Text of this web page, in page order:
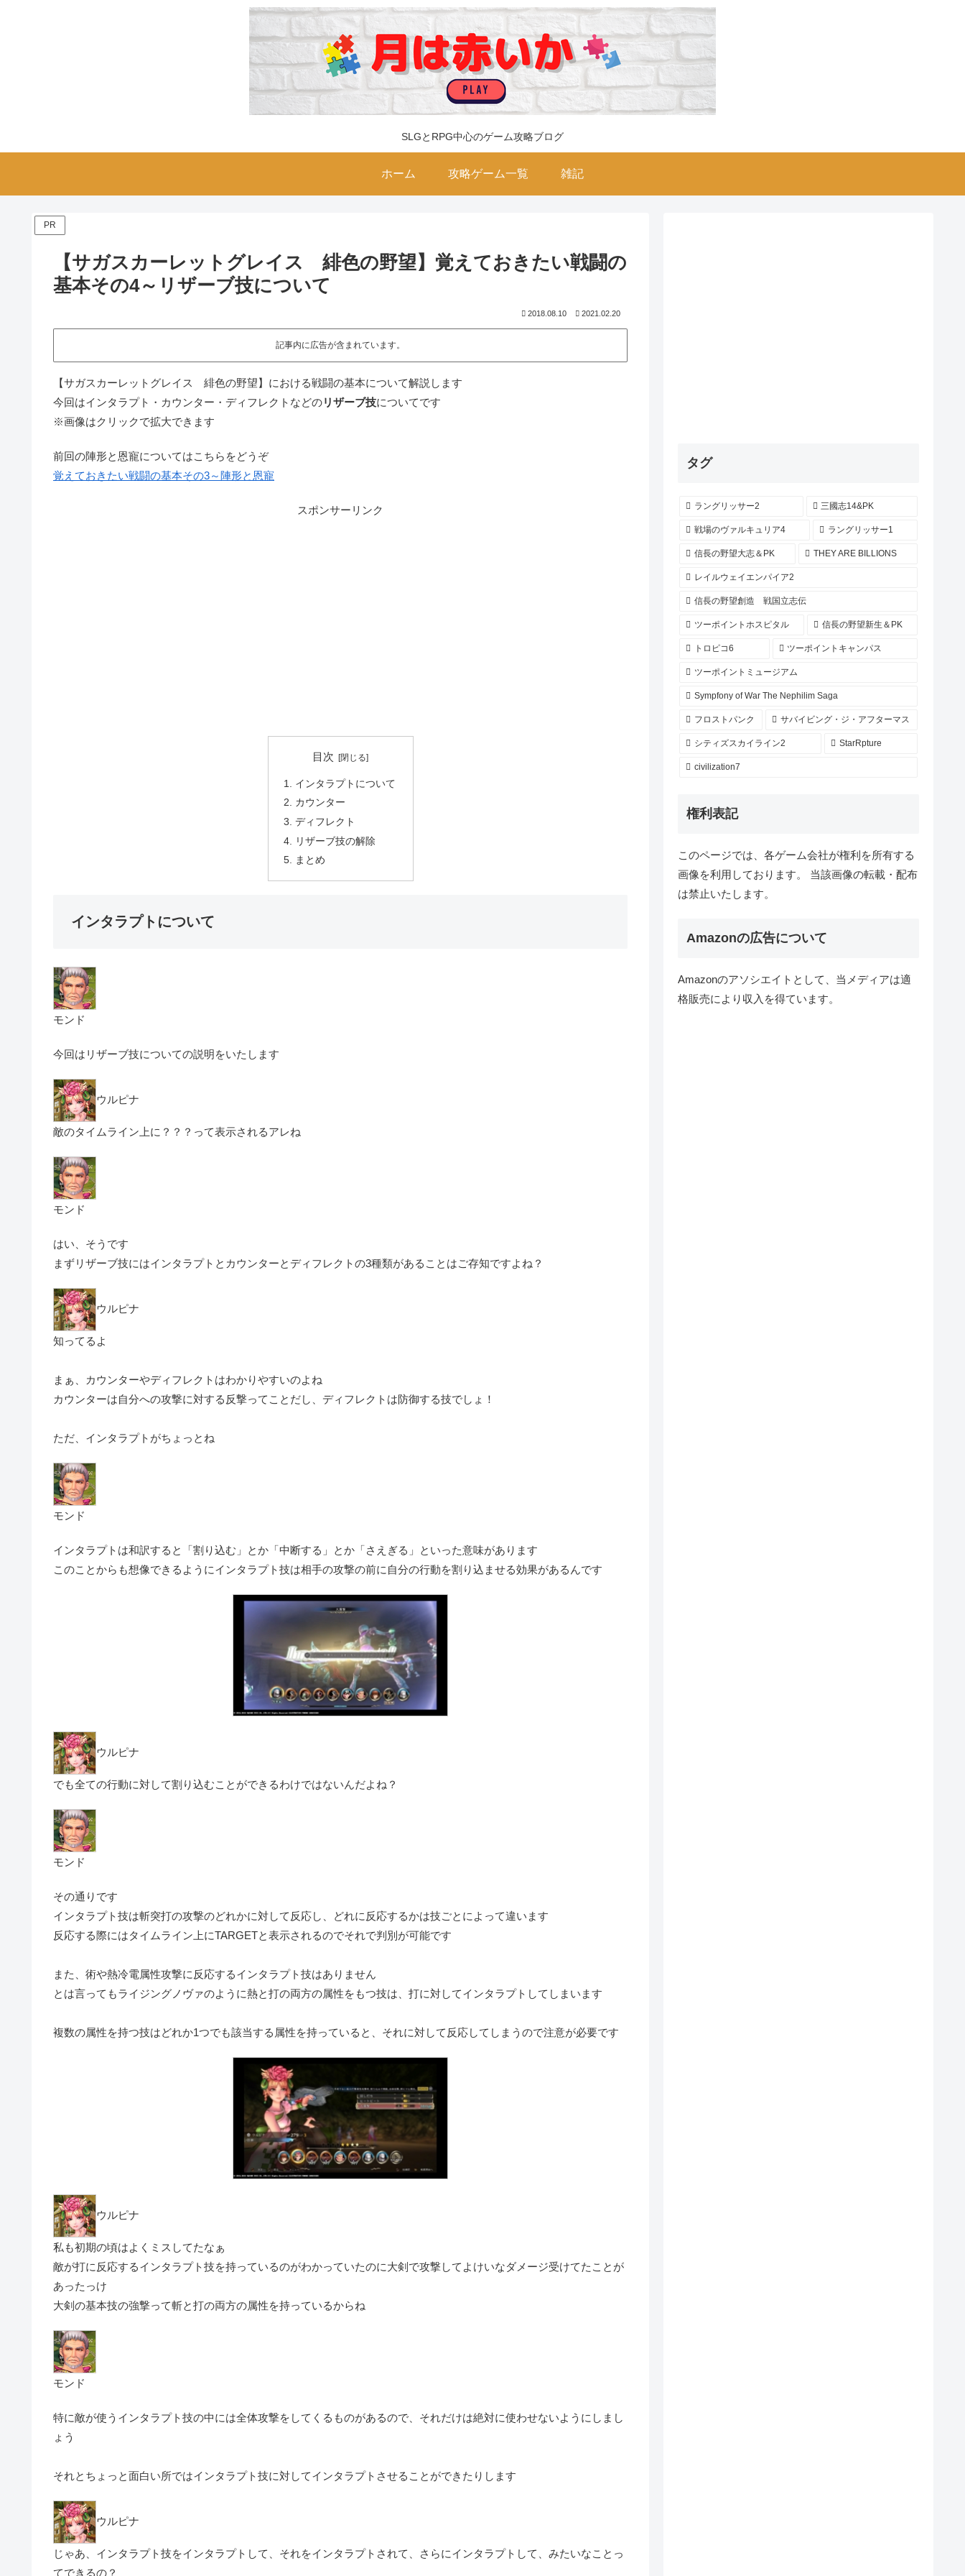
SLGとRPG中心のゲーム攻略ブログ
ホーム 攻略ゲーム一覧 雑記
PR
【サガスカーレットグレイス 緋色の野望】覚えておきたい戦闘の
基本その4～リザーブ技について
2018.08.10 2021.02.20
記事内に広告が含まれています。
【サガスカーレットグレイス 緋色の野望】における戦闘の基本について解説します
今回はインタラプト・カウンター・ディフレクトなどのリザーブ技についてです
※画像はクリックで拡大できます
前回の陣形と恩寵についてはこちらをどうぞ
覚えておきたい戦闘の基本その3～陣形と恩寵
スポンサーリンク
目次
インタラプトについて
カウンター
ディフレクト
リザーブ技の解除
まとめ
インタラプトについて
モンド
今回は リザーブ技についての説明をいたします
ウルピナ
敵のタイムライン上に ？？？ って表示されるアレね
モンド
はい、そうです
まずリザーブ技にはインタラプト と カウンターと ディフレクトの3種類があることはご存知ですよね？
ウルピナ
知ってるよ
まぁ、カウンターやディフレクトはわかりやすいのよね
カウンターは自分への攻撃に対する反撃ってことだし、ディフレクトは防御する技でしょ！
ただ、インタラプトがちょっとね
モンド
インタラプトは和訳すると「割り込む」とか「中断する」とか「さえぎる」といった意味があります
このことからも想像できるようにインタラプト技は相手の攻撃の前に自分の行動を割り込ませる効果がある んです
ウルピナ
でも全ての行動に対して割り込むことができるわけではないんだよね？
モンド
その通りです
インタラプト技は斬突打の攻撃のどれかに対して反応し、どれに反応するかは技ごとによって違います
反応する際にはタイムライン上にTARGETと表示されるのでそれで判別が可能です
また、術や熱冷電属性攻撃に反応するインタラプト技はありません
とは言ってもライジングノヴァのように熱と打の両方の属性をもつ技は、打に対してインタラプトしてしまいます
複数の属性を持つ技はどれか1つでも該当する属性を持っていると、それに対して反応してしまう ので注意が必要です
ウルピナ
私も初期の頃はよくミスしてたなぁ
敵が打に反応するインタラプト技を持っているのがわかっていたのに大剣で攻撃してよけいなダメージ受けてたことが
あったっけ
大剣の基本技の強撃って斬と打の両方の属性を持っているからね
モンド
特に敵が使うインタラプト技の中には全体攻撃をしてくるものがあるので、それだけは絶対に使わせないようにしまし
ょう
それとちょっと面白い所ではインタラプト技に対してインタラプトさせることができたりします
ウルピナ
じゃあ、インタラプト技をインタラプトして、それをインタラプトされて、さらにインタラプトして、みたいなことっ
てできるの？
タグ
ラングリッサー2 三國志14&PK
戦場のヴァルキュリア4 ラングリッサー1
信長の野望大志＆PK THEY ARE BILLIONS
レイルウェイエンパイア2
信長の野望創造 戦国立志伝
ツーポイントホスピタル 信長の野望新生＆PK
トロピコ6 ツーポイントキャンパス
ツーポイントミュージアム
Sympfony of War The Nephilim Saga
フロストパンク サバイビング・ジ・アフターマス
シティズスカイライン2 StarRpture
civilization7
権利表記
このページでは、各ゲーム会社が権利を所有する
画像を利用しております。 当該画像の転載・配布
は禁止いたします。
Amazonの広告について
Amazonのアソシエイトとして、当メディアは適
格販売により収入を得ています。